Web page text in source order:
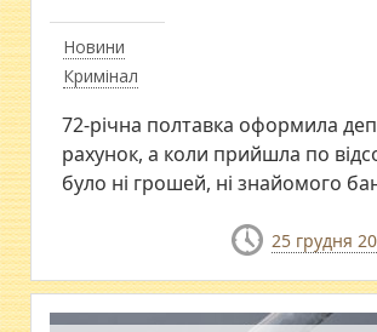
Новини
Кримінал
72-річна полтавка оформила
рахунок, а коли прийшла по
було ні грошей, ні знайомого
25 грудня